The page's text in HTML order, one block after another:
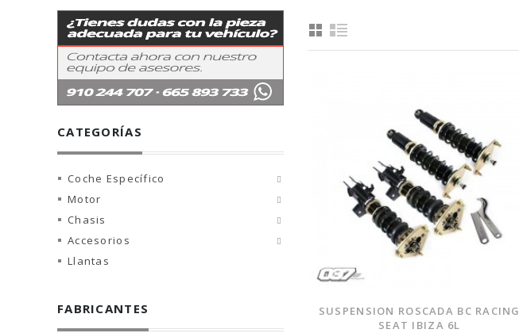
CATEGORÍAS
Coche Específico
Motor
Chasis
Accesorios
Llantas
FABRICANTES
SUSPENSION ROSCADA BC RACING
SEAT IBIZA 6L